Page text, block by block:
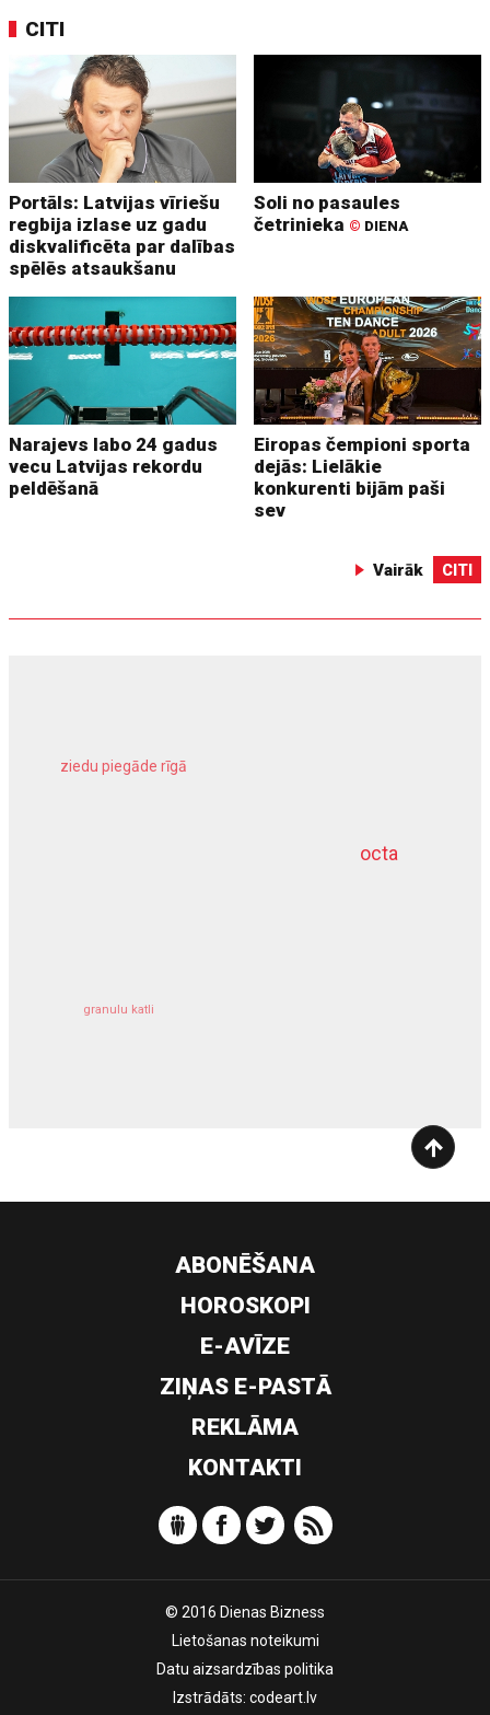
CITI
Portāls: Latvijas vīriešu
regbija izlase uz gadu
diskvalificēta par dalības
spēlēs atsaukšanu
Soli no pasaules
četrinieka © DIENA
Narajevs labo 24 gadus
vecu Latvijas rekordu
peldēšanā
Eiropas čempioni sporta
dejās: Lielākie
konkurenti bijām paši
sev
Vairāk CITI
octa
ziedu piegāde rīgā
granulu katli
dziļurbums
ABONĒŠANA
HOROSKOPI
E-AVĪZE
ZIŅAS E-PASTĀ
REKLĀMA
KONTAKTI
© 2016 Dienas Bizness
Lietošanas noteikumi
Datu aizsardzības politika
Izstrādāts: codeart.lv